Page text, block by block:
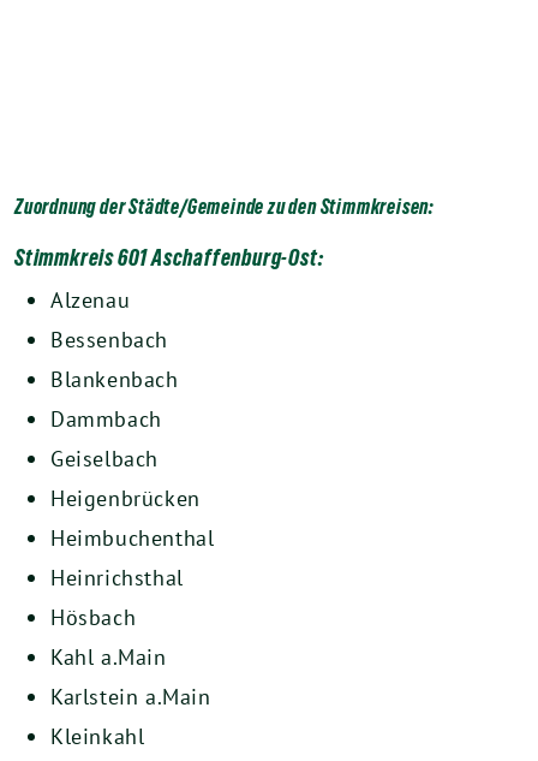
Zuordnung der Städte/Gemeinde zu den Stimmkreisen:
Stimmkreis 601 Aschaffenburg-Ost:
Alzenau
Bessenbach
Blankenbach
Dammbach
Geiselbach
Heigenbrücken
Heimbuchenthal
Heinrichsthal
Hösbach
Kahl a.Main
Karlstein a.Main
Kleinkahl